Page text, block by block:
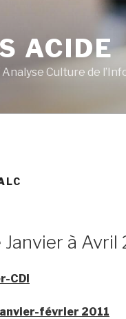
ACIDE
Culture de
à Avril
CDI
février 2011